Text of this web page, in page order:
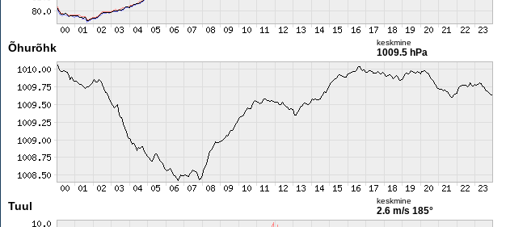
Õhurõhk keskmine
1009.5 hPa
Tuul keskmine
2.6 m/s 185°